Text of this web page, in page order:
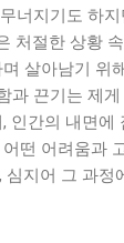
너지기도 하
처절한 상황
살아남기 위
과 끈기는 제
인간의 내면에
떤 어려움과
지어 그 과정